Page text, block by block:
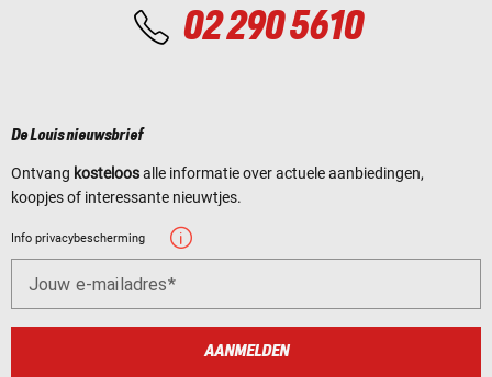
02 290 5610
De Louis nieuwsbrief
Ontvang kosteloosalle informatie over actuele aanbiedingen,
koopjes of interessante nieuwtjes.
Info privacybescherming
Jouw e-mailadres
AANMELDEN